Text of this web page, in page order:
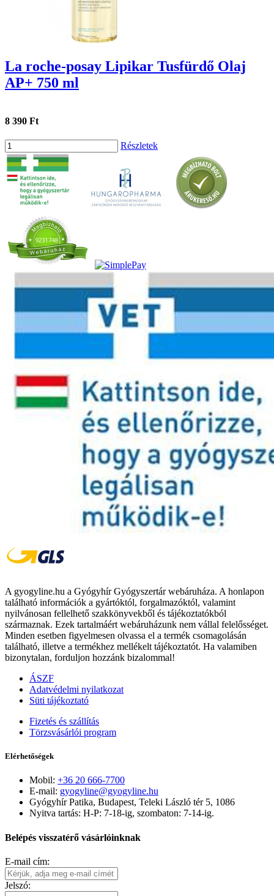
La roche-posay Lipikar Tusfürdő Olaj
AP+ 750 ml
8 390 Ft
Részletek
A gyogyline.hu a Gyógyhír Gyógyszertár webáruháza. A honlapon
található információk a gyártóktól, forgalmazóktól, valamint
nyilvánosan fellelhető szakkönyvekből és tájékoztatókból
származnak. Ezek tartalmáért webáruházunk nem vállal felelősséget.
Minden esetben figyelmesen olvassa el a termék csomagolásán
található, illetve a termékhez mellékelt tájékoztatót. Ha valamiben
bizonytalan, forduljon hozzánk bizalommal!
ÁSZF
Adatvédelmi nyilatkozat
Süti tájékoztató
Fizetés és szállítás
Törzsvásárlói program
Elérhetőségek
Mobil: +36 20 666-7700
E-mail: gyogyline@gyogyline.hu
Gyógyhír Patika, Budapest, Teleki László tér 5, 1086
Nyitva tartás: H-P: 7-18-ig, szombaton: 7-14-ig.
Belépés visszatérő vásárlóinknak
E-mail cím:
Jelszó: